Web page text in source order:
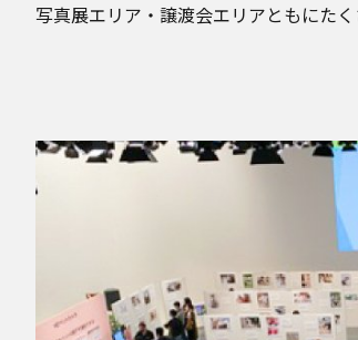
写真展エリア・譲渡会エリアともにた